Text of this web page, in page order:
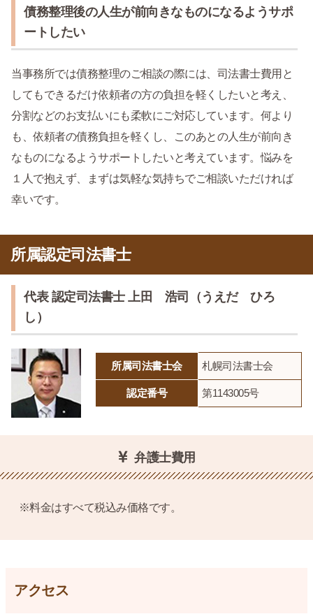
債務整理後の人生が前向きなものになるようサポ
ートしたい
当事務所では債務整理のご相談の際には、司法書士費用と
してもできるだけ依頼者の方の負担を軽くしたいと考え、
分割などのお支払いにも柔軟にご対応しています。何より
も、依頼者の債務負担を軽くし、このあとの人生が前向き
なものになるようサポートしたいと考えています。悩みを
１人で抱えず、まずは気軽な気持ちでご相談いただければ
幸いです。
所属認定司法書士
代表 認定司法書士 上田 浩司（うえだ ひろ
し）
所属司法書士会 札幌司法書士会
認定番号 第1143005号
弁護士費用
※料金はすべて税込み価格です。
アクセス